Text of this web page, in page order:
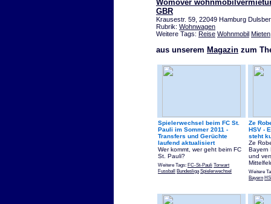
Womover
GBR
Krausestr. 59, 22049 Hamburg
Rubrik: Wohnwagen
Weitere Tags: Reise Wohnmobil Mieten
aus unserem Magazin zum
Spielerwechsel beim FC St.
Pauli im Sommer 2011 -
Transfers und Gerüchte
laufend aktualisiert
Wer kommt, wer geht beim FC
St. Pauli?
Weitere Tags: FC-St-Pauli Torwart
Fussball Bundesliga Spielerwechsel
Ze
HSV -
steht
Ze
Bayern
und
Weitere
Bayern